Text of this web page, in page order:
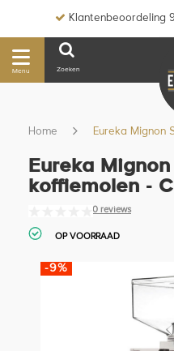
Klantenbeoordeling
Menu Zoeken
Home Eureka Mignon
Eureka
koffiemolen -
0 reviews
OP VOORRAAD
-9%